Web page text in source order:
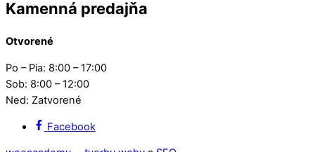
Kamenná predajňa
Otvorené
Po – Pia: 8:00 – 17:00
Sob: 8:00 – 12:00
Ned: Zatvorené
Facebook